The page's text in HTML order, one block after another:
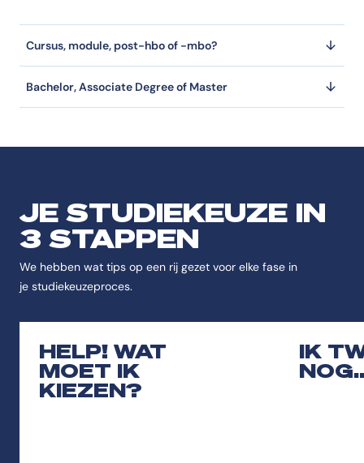
Cursus, module, post-hbo of -mbo?
Bachelor, Associate Degree of Master
JE STUDIEKEUZE IN
3 STAPPEN
We hebben wat tips op een rij gezet voor elke fase in
je studiekeuzeproces.
HELP! WAT
MOET IK
KIEZEN?
IK
NOG..